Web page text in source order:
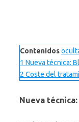
Contenidos
1 Nueva técnica:
2 Coste del
Nueva técnica: